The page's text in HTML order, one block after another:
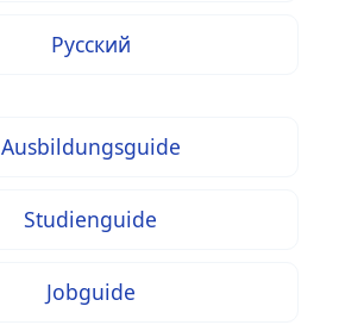
Русский
Ausbildungsguide
Studienguide
Jobguide